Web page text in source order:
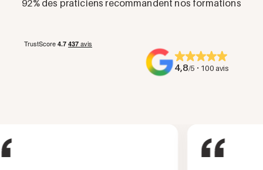
92% des praticiens recommandent nos formations
4,8/5 · 100 avis